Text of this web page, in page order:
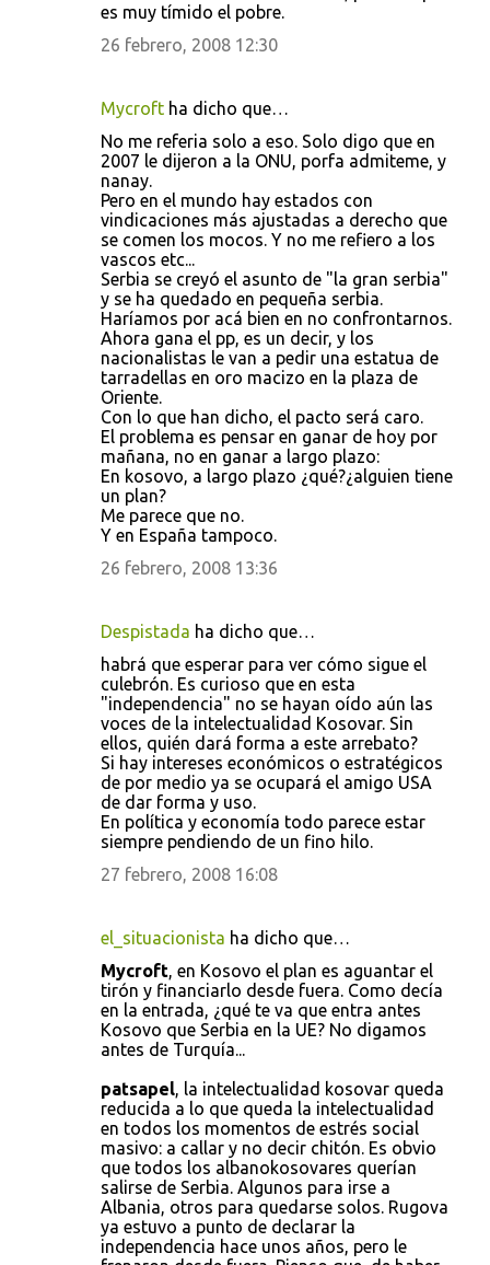
es muy tímido el pobre.
26 febrero, 2008 12:30
Mycroft ha dicho que…
No me referia solo a eso. Solo digo que en
2007 le dijeron a la ONU, porfa admiteme, y
nanay.
Pero en el mundo hay estados con
vindicaciones más ajustadas a derecho que
se comen los mocos. Y no me refiero a los
vascos etc...
Serbia se creyó el asunto de "la gran serbia"
y se ha quedado en pequeña serbia.
Haríamos por acá bien en no confrontarnos.
Ahora gana el pp, es un decir, y los
nacionalistas le van a pedir una estatua de
tarradellas en oro macizo en la plaza de
Oriente.
Con lo que han dicho, el pacto será caro.
El problema es pensar en ganar de hoy por
mañana, no en ganar a largo plazo:
En kosovo, a largo plazo ¿qué?¿alguien tiene
un plan?
Me parece que no.
Y en España tampoco.
26 febrero, 2008 13:36
Despistada ha dicho que…
habrá que esperar para ver cómo sigue el
culebrón. Es curioso que en esta
"independencia" no se hayan oído aún las
voces de la intelectualidad Kosovar. Sin
ellos, quién dará forma a este arrebato?
Si hay intereses económicos o estratégicos
de por medio ya se ocupará el amigo USA
de dar forma y uso.
En política y economía todo parece estar
siempre pendiendo de un fino hilo.
27 febrero, 2008 16:08
el_situacionista ha dicho que…
Mycroft, en Kosovo el plan es aguantar el
tirón y financiarlo desde fuera. Como decía
en la entrada, ¿qué te va que entra antes
Kosovo que Serbia en la UE? No digamos
antes de Turquía...
patsapel, la intelectualidad kosovar queda
reducida a lo que queda la intelectualidad
en todos los momentos de estrés social
masivo: a callar y no decir chitón. Es obvio
que todos los albanokosovares querían
salirse de Serbia. Algunos para irse a
Albania, otros para quedarse solos. Rugova
ya estuvo a punto de declarar la
independencia hace unos años, pero le